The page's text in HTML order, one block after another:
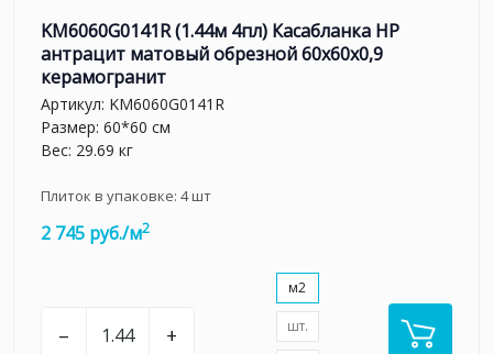
KM6060G0141R (1.44м 4пл) Касабланка HP
антрацит матовый обрезной 60x60x0,9
керамогранит
Артикул: KM6060G0141R
Размер: 60*60 см
Вес: 29.69 кг
Плиток в упаковке: 4шт
2 745 руб./м2
– +
м2
шт.